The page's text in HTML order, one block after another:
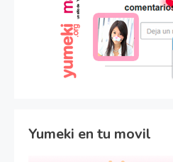
Yumeki en tu movil